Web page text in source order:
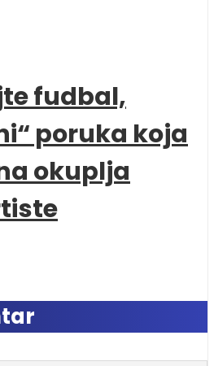
fudbal,
poruka koja
okuplja